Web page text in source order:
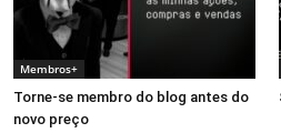
Membros+
Torne-se membro do blog antes do
novo preço